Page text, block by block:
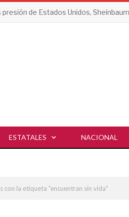
ESTATALES NACIONAL
con la etiqueta "encuentran sin vida"